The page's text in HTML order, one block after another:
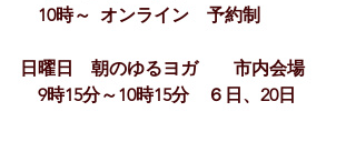
10時～  オンライン　予約制
日曜日　朝のゆるヨガ　　市内会場
9時15分～10時15分　６日、20日